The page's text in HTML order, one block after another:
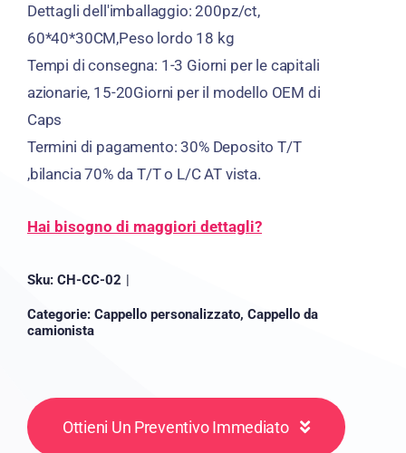
Dettagli dell'imballaggio: 200pz/ct,
60*40*30CM,Peso lordo 18 kg
Tempi di consegna: 1-3 Giorni per le capitali
azionarie, 15-20Giorni per il modello OEM di
Caps
Termini di pagamento: 30% Deposito T/T
,bilancia 70% da T/T o L/C AT vista.
Hai bisogno di maggiori dettagli?
Sku: CH-CC-02 |
Categorie: Cappello personalizzato, Cappello da
camionista
Ottieni Un Preventivo Immediato